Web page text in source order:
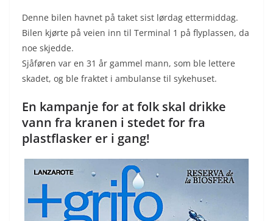
Denne bilen havnet på taket sist lørdag ettermiddag.
Bilen kjørte på veien inn til Terminal 1 på flyplassen, da
noe skjedde.
Sjåføren var en 31 år gammel mann, som ble lettere
skadet, og ble fraktet i ambulanse til sykehuset.
En kampanje for at folk skal drikke
vann fra kranen i stedet for fra
plastflasker er i gang!